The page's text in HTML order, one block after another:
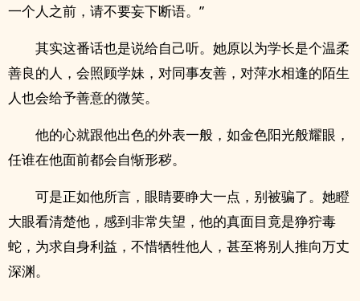
一个人之前，请不要妄下断语。”
其实这番话也是说给自己听。她原以为学长是个温柔
善良的人，会照顾学妹，对同事友善，对萍水相逢的陌生
人也会给予善意的微笑。
他的心就跟他出色的外表一般，如金色阳光般耀眼，
任谁在他面前都会自惭形秽。
可是正如他所言，眼睛要睁大一点，别被骗了。她瞪
大眼看清楚他，感到非常失望，他的真面目竟是狰狞毒
蛇，为求自身利益，不惜牺牲他人，甚至将别人推向万丈
深渊。